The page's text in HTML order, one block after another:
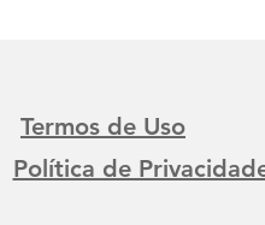
Termos de Uso
Política de